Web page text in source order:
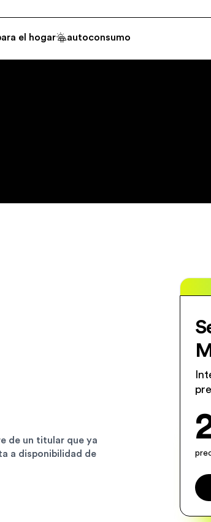
el hogar autoconsumo
de un titular que ya
a disponibilidad de